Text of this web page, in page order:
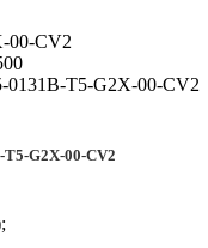
T5-G2X-00-CV2